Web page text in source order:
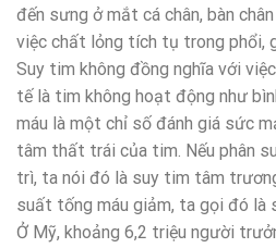
đến sưng ở mắt cá chân, bàn
việc chất lỏng tích tụ trong phổi,
Suy tim không đồng nghĩa với
tế là tim không hoạt động như
máu là một chỉ số đánh giá sức
tâm thất trái của tim. Nếu phân
trì, ta nói đó là suy tim tâm
suất tống máu giảm, ta gọi đó là
Ở Mỹ, khoảng 6,2 triệu người